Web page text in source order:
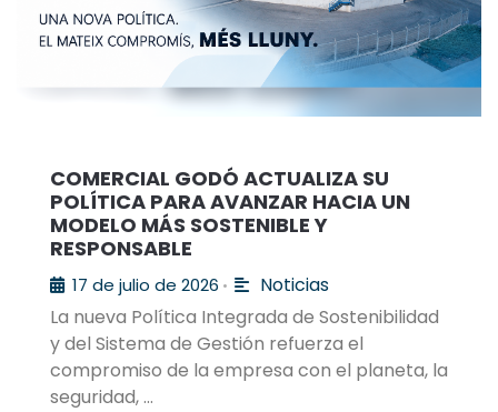
COMERCIAL GODÓ ACTUALIZA SU
POLÍTICA PARA AVANZAR HACIA UN
MODELO MÁS SOSTENIBLE Y
RESPONSABLE
17 de julio de 2026 •
Noticias
La nueva Política Integrada de Sostenibilidad
y del Sistema de Gestión refuerza el
compromiso de la empresa con el planeta, la
seguridad, …